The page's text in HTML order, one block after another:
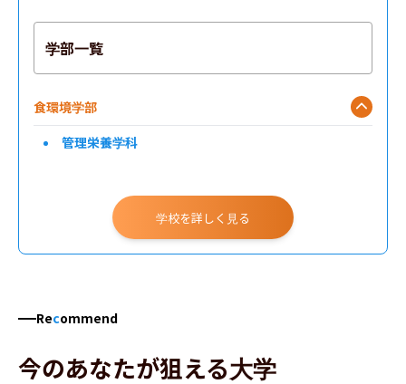
学部一覧
食環境学部
管理栄養学科
学校を詳しく見る
Recommend
今のあなたが狙える大学